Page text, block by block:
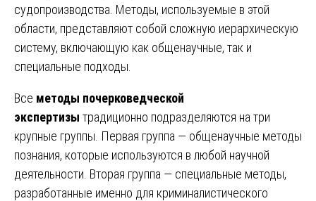
судопроизводства. Методы, используемые в этой
области, представляют собой сложную иерархическую
систему, включающую как общенаучные, так и
специальные подходы.
Все методы почерковедческой
экспертизы традиционно подразделяются на три
крупные группы. Первая группа — общенаучные методы
познания, которые используются в любой научной
деятельности. Вторая группа — специальные методы,
разработанные именно для криминалистического